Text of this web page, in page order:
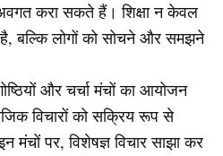
करा सकते हैं। शिक्षा न केवल
है, बल्कि लोगों को सोचने और समझने
और चर्चा मंचों का आयोजन
विचारों को सक्रिय रूप से
मंचों पर, विशेषज्ञ विचार साझा कर